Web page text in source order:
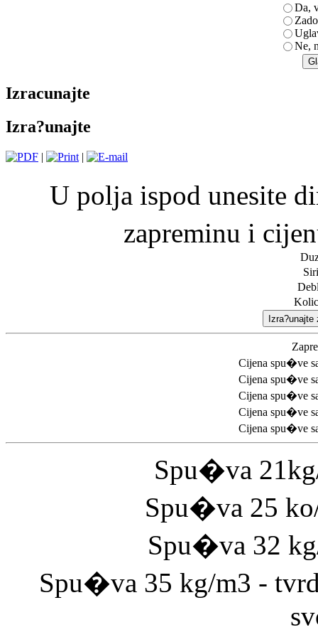
Da,
Ne,
Izracunajte
Izra?unajte
| |
U polja ispod unesite
zapreminu i
Cijena spu�ve
Cijena spu�ve
Cijena spu�ve
Cijena spu�ve
Cijena spu�ve
Spu�va
Spu�va 25
Spu�va 32
Spu�va 35 kg/m3 -